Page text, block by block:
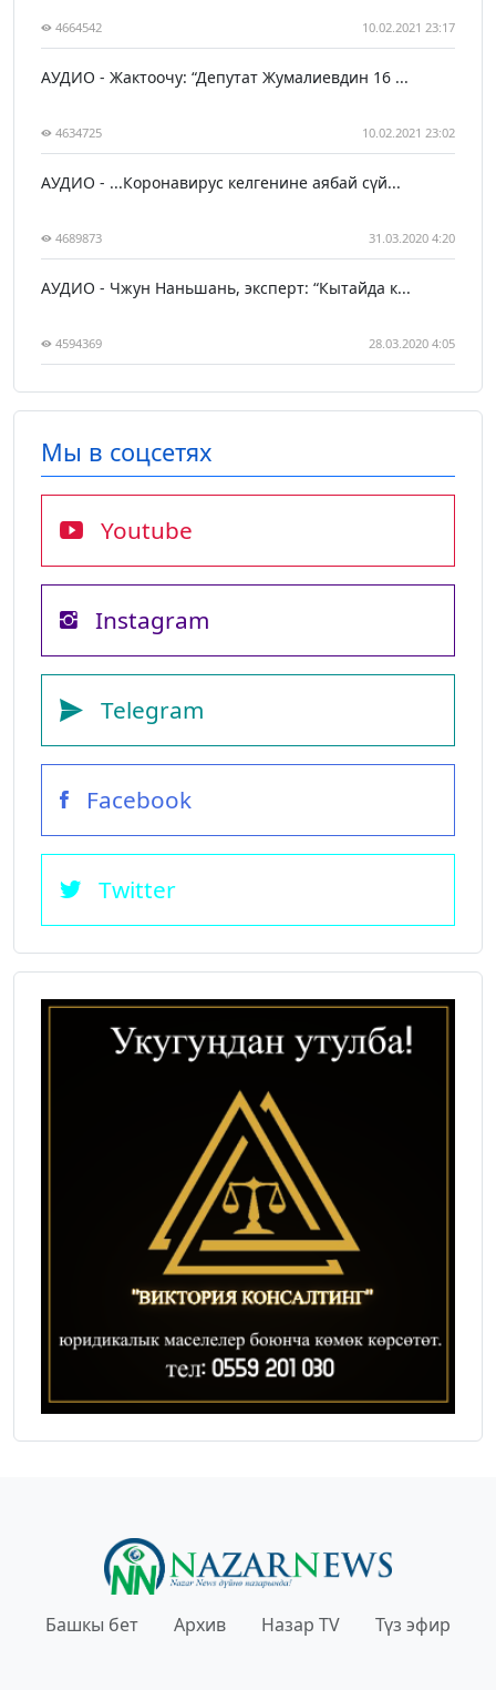
4664542 10.02.2021 23:17
АУДИО - Жактоочу: “Депутат Жумалиевдин 16 ...
4634725 10.02.2021 23:02
АУДИО - ...Коронавирус келгенине аябай сүй...
4689873 31.03.2020 4:20
АУДИО - Чжун Наньшань, эксперт: “Кытайда к...
4594369 28.03.2020 4:05
Мы в соцсетях
Youtube
Instagram
Telegram
Facebook
Twitter
Башкы бет Архив Назар TV Түз эфир